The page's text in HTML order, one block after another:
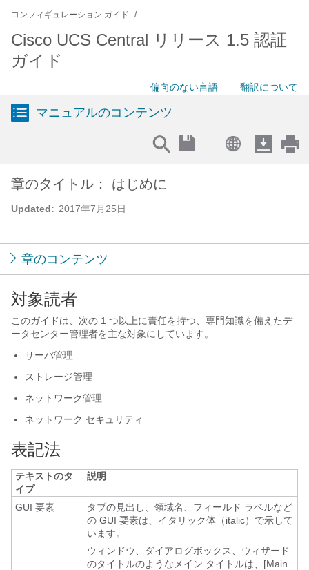
コンフィギュレーション ガイド
Cisco UCS Central リリース 1.5 認証
ガイド
偏向のない言語 翻訳について
マニュアルのコンテンツ
Updated: 2017年7月25日
章のタイトル： はじめに
章のコンテンツ
対象読者
このガイドは、次の 1 つ以上に責任を持つ、専門知識を備えたデ
ータセンター管理者を主な対象にしています。
サーバ管理
ストレージ管理
ネットワーク管理
ネットワーク セキュリティ
表記法
テキストのタ
イプ
説明
GUI 要素
タブの見出し、領域名、フィールド ラベルなど
の GUI 要素は、イタリック体（italic）で示して
います。
ウィンドウ、ダイアログボックス、ウィザード
のタイトルのようなメイン タイトルは、[Main